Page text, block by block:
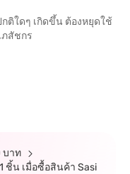
ติใดๆ เกิดขึ้น ต้องหยุดใช้
ภสัชกร
บาท
ชิ้น เมื่อซื้อสินค้า Sasi